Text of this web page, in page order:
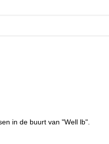
in de buurt van "Well lb".